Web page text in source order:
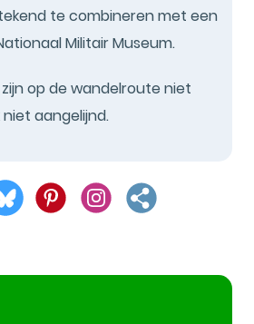
te combineren met een
Militair Museum.
op de wandelroute niet
aangelijnd.